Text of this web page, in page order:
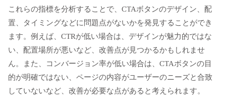
これらの指標を分析することで、CTAボタンのデザイン、配
置、タイミングなどに問題点がないかを発見することができ
ます。例えば、CTRが低い場合は、デザインが魅力的ではな
い、配置場所が悪いなど、改善点が見つかるかもしれませ
ん。また、コンバージョン率が低い場合は、CTAボタンの目
的が明確ではない、ページの内容がユーザーのニーズと合致
していないなど、改善が必要な点があると考えられます。